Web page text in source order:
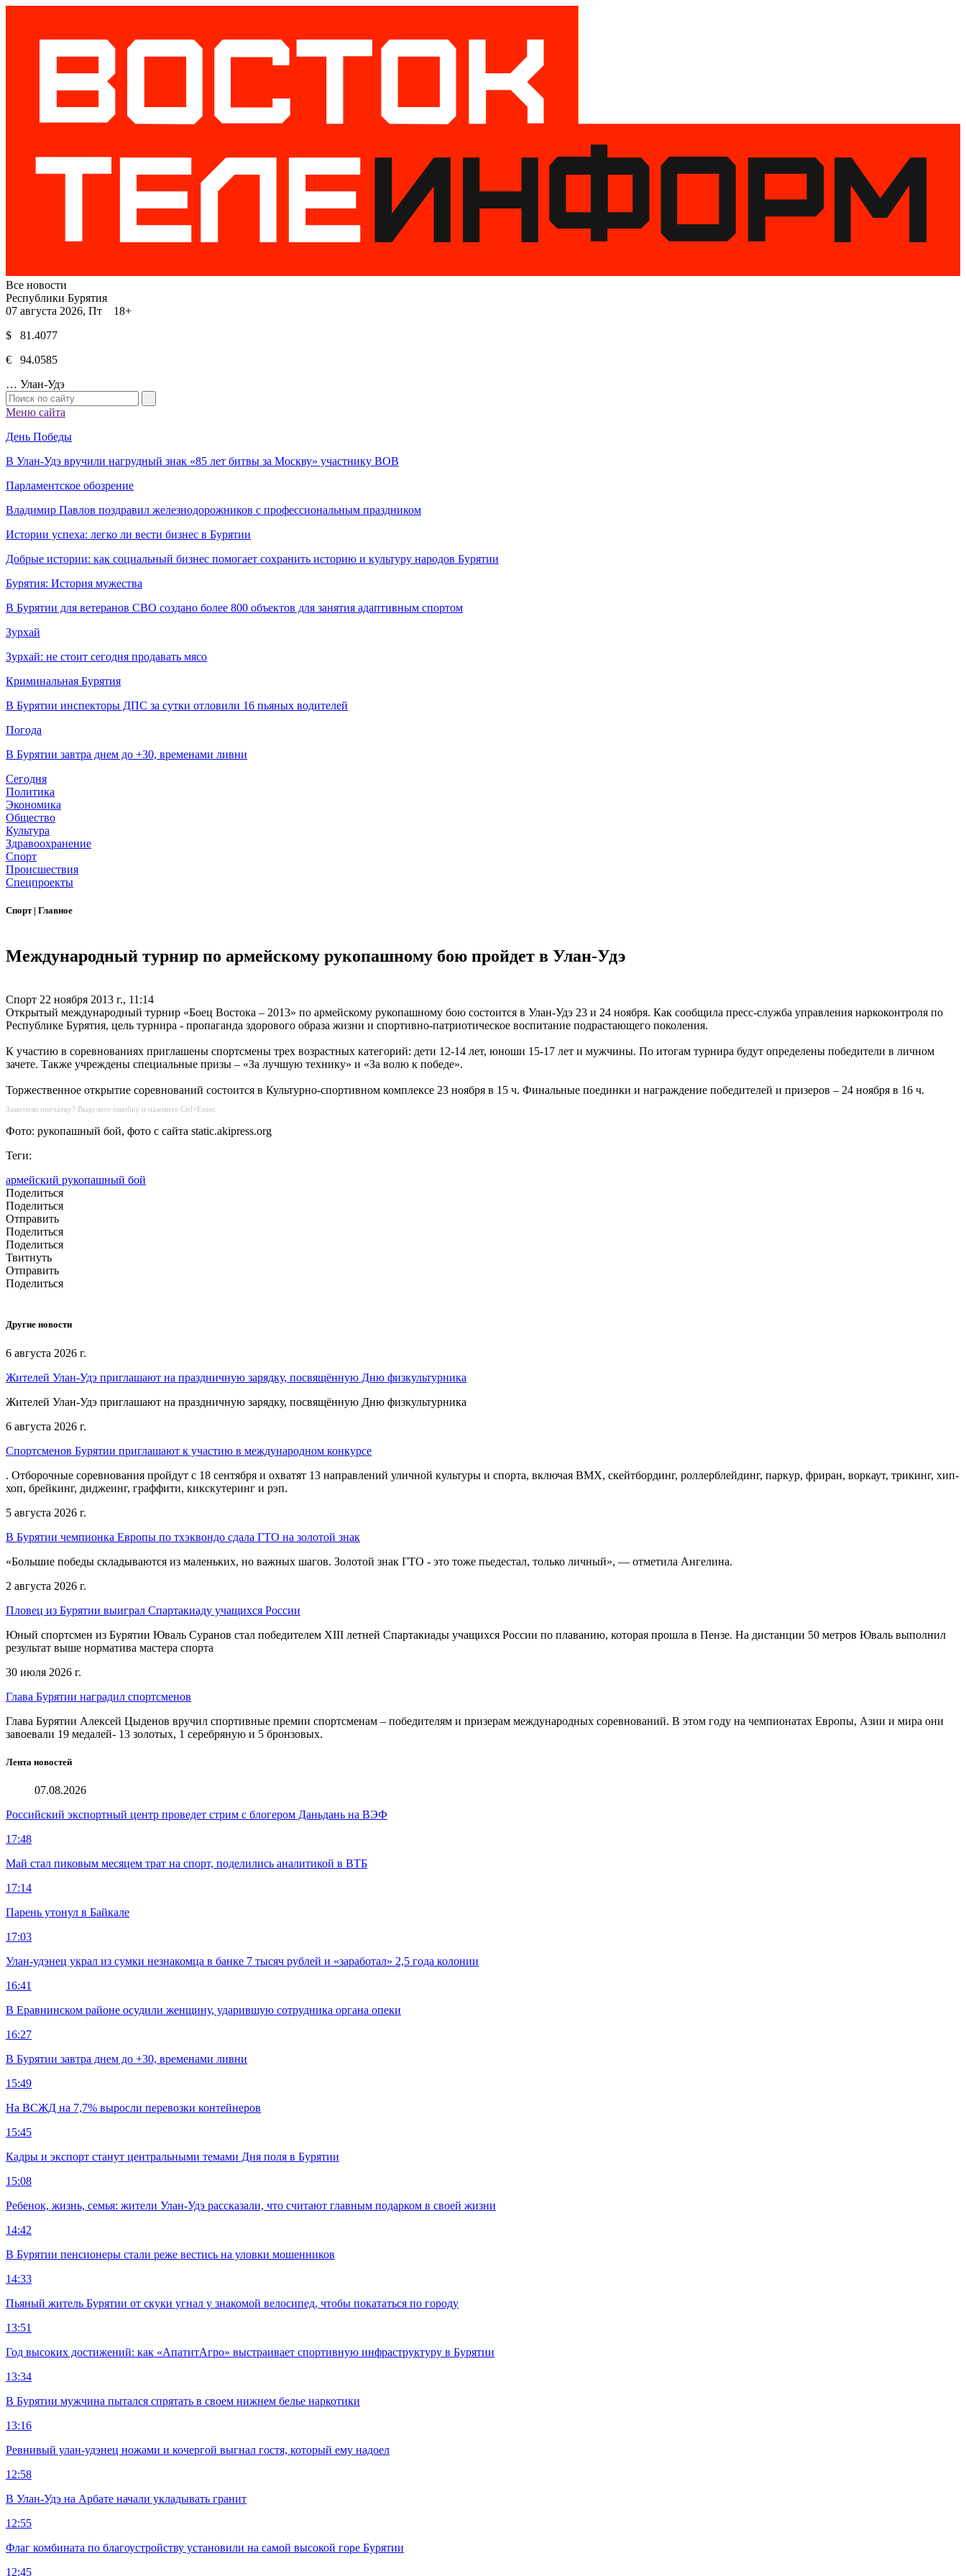
Все новости
Республики Бурятия
07 августа 2026, Пт 18+
$ 81.4077
€ 94.0585
… Улан-Удэ
Меню сайта
День Победы
В Улан-Удэ вручили нагрудный знак «85 лет битвы за Москву» участнику ВОВ
Парламентское обозрение
Владимир Павлов поздравил железнодорожников с профессиональным праздником
Истории успеха: легко ли вести бизнес в Бурятии
Добрые истории: как социальный бизнес помогает сохранить историю и культуру народов Бурятии
Бурятия: История мужества
В Бурятии для ветеранов СВО создано более 800 объектов для занятия адаптивным спортом
Зурхай
Зурхай: не стоит сегодня продавать мясо
Криминальная Бурятия
В Бурятии инспекторы ДПС за сутки отловили 16 пьяных водителей
Погода
В Бурятии завтра днем до +30, временами ливни
Сегодня
Политика
Экономика
Общество
Культура
Здравоохранение
Спорт
Происшествия
Спецпроекты
Спорт | Главное
Международный турнир по армейскому рукопашному бою пройдет в Улан-Удэ
Спорт 22 ноября 2013 г., 11:14
Открытый международный турнир «Боец Востока – 2013» по армейскому рукопашному бою состоится в Улан-Удэ 23 и 24 ноября. Как сообщила пресс-служба управления наркоконтроля по
Республике Бурятия, цель турнира - пропаганда здорового образа жизни и спортивно-патриотическое воспитание подрастающего поколения.
К участию в соревнованиях приглашены спортсмены трех возрастных категорий: дети 12-14 лет, юноши 15-17 лет и мужчины. По итогам турнира будут определены победители в личном
зачете. Также учреждены специальные призы – «За лучшую технику» и «За волю к победе».
Торжественное открытие соревнований состоится в Культурно-спортивном комплексе 23 ноября в 15 ч. Финальные поединки и награждение победителей и призеров – 24 ноября в 16 ч.
Заметили опечатку? Выделите ошибку и нажмите Ctrl+Enter.
Фото: рукопашный бой, фото с сайта static.akipress.org
Теги:
армейский рукопашный бой
Поделиться
Поделиться
Отправить
Поделиться
Поделиться
Твитнуть
Отправить
Поделиться
Другие новости
6 августа 2026 г.
Жителей Улан-Удэ приглашают на праздничную зарядку, посвящённую Дню физкультурника
Жителей Улан-Удэ приглашают на праздничную зарядку, посвящённую Дню физкультурника
6 августа 2026 г.
Спортсменов Бурятии приглашают к участию в международном конкурсе
. Отборочные соревнования пройдут с 18 сентября и охватят 13 направлений уличной культуры и спорта, включая BMX, скейтбординг, роллерблейдинг, паркур, фриран, воркаут, трикинг, хип-
хоп, брейкинг, диджеинг, граффити, кикскутеринг и рэп.
5 августа 2026 г.
В Бурятии чемпионка Европы по тхэквондо сдала ГТО на золотой знак
«Большие победы складываются из маленьких, но важных шагов. Золотой знак ГТО - это тоже пьедестал, только личный», — отметила Ангелина.
2 августа 2026 г.
Пловец из Бурятии выиграл Спартакиаду учащихся России
Юный спортсмен из Бурятии Юваль Суранов стал победителем XIII летней Спартакиады учащихся России по плаванию, которая прошла в Пензе. На дистанции 50 метров Юваль выполнил
результат выше норматива мастера спорта
30 июля 2026 г.
Глава Бурятии наградил спортсменов
Глава Бурятии Алексей Цыденов вручил спортивные премии спортсменам – победителям и призерам международных соревнований. В этом году на чемпионатах Европы, Азии и мира они
завоевали 19 медалей- 13 золотых, 1 серебряную и 5 бронзовых.
Лента новостей
07.08.2026
Российский экспортный центр проведет стрим с блогером Даньдань на ВЭФ
17:48
Май стал пиковым месяцем трат на спорт, поделились аналитикой в ВТБ
17:14
Парень утонул в Байкале
17:03
Улан-удэнец украл из сумки незнакомца в банке 7 тысяч рублей и «заработал» 2,5 года колонии
16:41
В Еравнинском районе осудили женщину, ударившую сотрудника органа опеки
16:27
В Бурятии завтра днем до +30, временами ливни
15:49
На ВСЖД на 7,7% выросли перевозки контейнеров
15:45
Кадры и экспорт станут центральными темами Дня поля в Бурятии
15:08
Ребенок, жизнь, семья: жители Улан-Удэ рассказали, что считают главным подарком в своей жизни
14:42
В Бурятии пенсионеры стали реже вестись на уловки мошенников
14:33
Пьяный житель Бурятии от скуки угнал у знакомой велосипед, чтобы покататься по городу
13:51
Год высоких достижений: как «АпатитАгро» выстраивает спортивную инфраструктуру в Бурятии
13:34
В Бурятии мужчина пытался спрятать в своем нижнем белье наркотики
13:16
Ревнивый улан-удэнец ножами и кочергой выгнал гостя, который ему надоел
12:58
В Улан-Удэ на Арбате начали укладывать гранит
12:55
Флаг комбината по благоустройству установили на самой высокой горе Бурятии
12:45